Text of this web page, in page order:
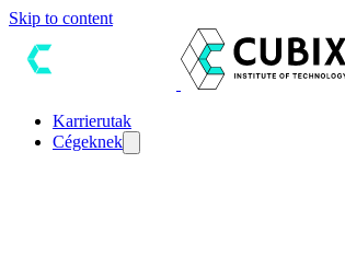
Skip to content
Karrierutak
Cégeknek